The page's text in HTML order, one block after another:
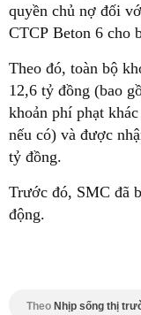
quyền chủ nợ đối
CTCP Beton 6 cho
Theo đó, toàn bộ
12,6 tỷ đồng (bao
khoản phí phạt
nếu có) và được
tỷ đồng.
Trước đó, SMC đã
động.
Theo Nhịp sống thị